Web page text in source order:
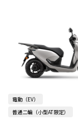
電動（EV）
普通二輪（小型AT限定）